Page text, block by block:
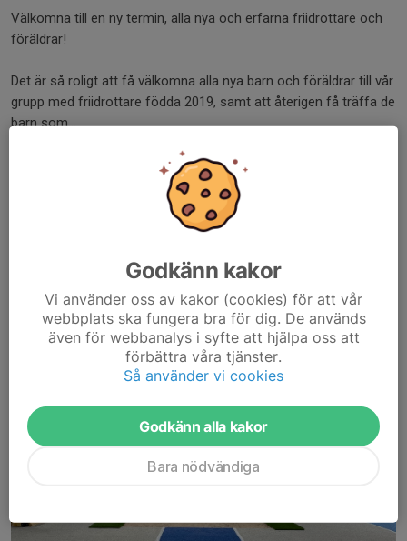
Välkomna till en ny termin, alla nya och erfarna friidrottare och
föräldrar!
Det är så roligt att få välkomna alla nya barn och föräldrar till vår
grupp med friidrottare födda 2019, samt att återigen få träffa de
barn som...
Vi går in i multiarenan från och med
0 kommentarer
Godkänn kakor
Vi använder oss av kakor (cookies) för att vår
webbplats ska fungera bra för dig. De används
även för webbanalys i syfte att hjälpa oss att
förbättra våra tjänster.
Så använder vi cookies
Godkänn alla kakor
Bara nödvändiga